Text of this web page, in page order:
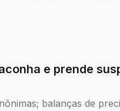
e prende
balanças de